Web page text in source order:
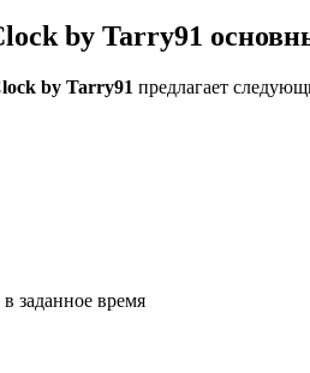
by Tarry91
by Tarry91 предлагает
заданное время